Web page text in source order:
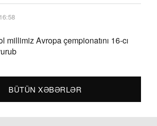
millimiz Avropa çempionatını 16-cı
BÜTÜN XƏBƏRLƏR